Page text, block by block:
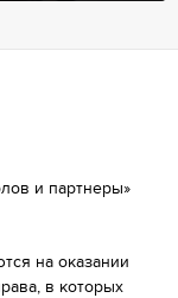
и партнеры»
на оказании
в которых